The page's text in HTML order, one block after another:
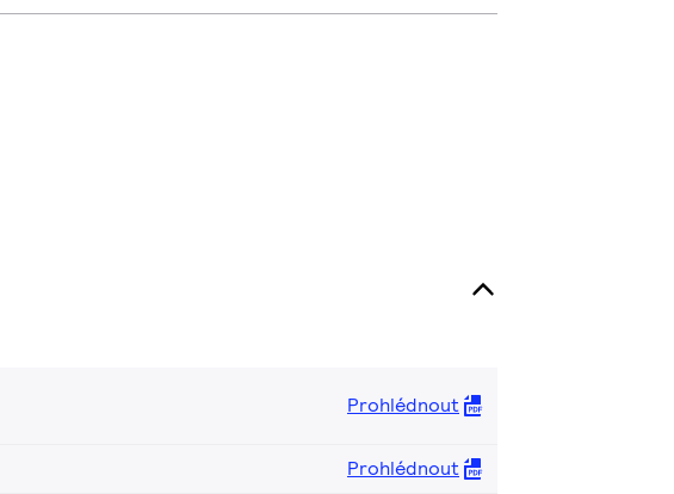
Prohlédnout
Prohlédnout